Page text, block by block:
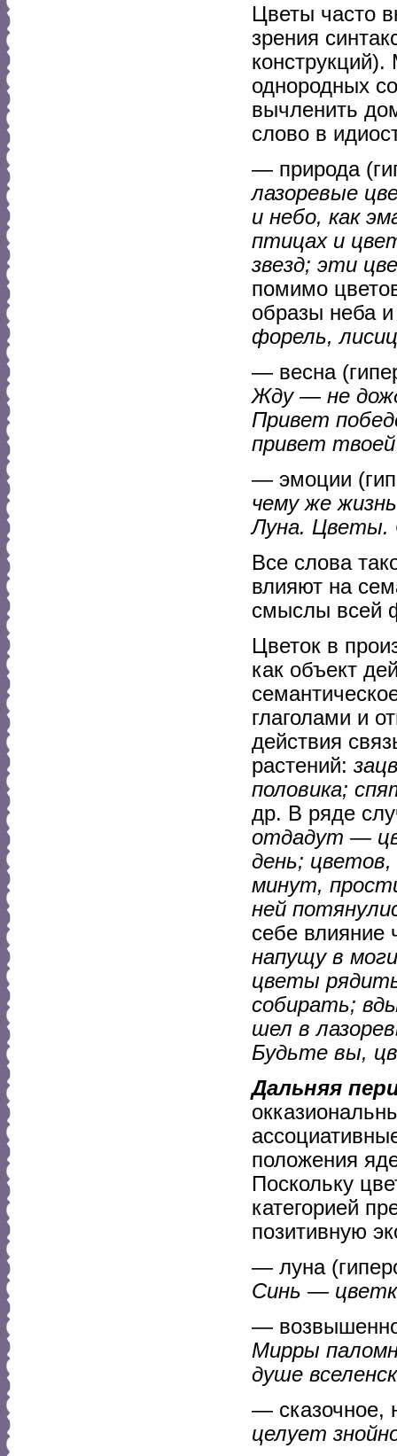
Цветы часто
зрения
однородных
вычленить
слово в
— природа
лазоревые
и небо, как
птицах и
звезд; эти
помимо
образы неба
форель,
— весна
Жду — не
Привет
привет
— эмоции
чему же
Луна. Цветы.
Все слова
влияют на
смыслы всей
Цветок в
как объект
глаголами и
действия
растений:
половика;
др. В ряде
отдадут —
день;
минут,
ней
себе влияние
напущу в
цветы
собирать;
шел в
Будьте вы,
Дальняя
положения
Поскольку
категорией
позитивную
— луна
Синь —
—
Мирры
душе
— сказочное,
целует